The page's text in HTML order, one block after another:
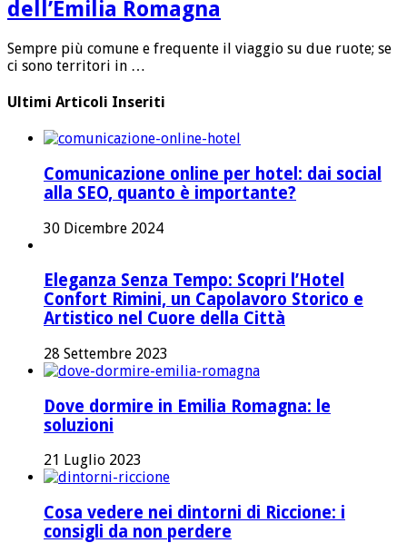
dell’Emilia Romagna
Sempre più comune e frequente il viaggio su due ruote; se
ci sono territori in …
Ultimi Articoli Inseriti
Comunicazione online per hotel: dai social
alla SEO, quanto è importante?
30 Dicembre 2024
Eleganza Senza Tempo: Scopri l’Hotel
Confort Rimini, un Capolavoro Storico e
Artistico nel Cuore della Città
28 Settembre 2023
Dove dormire in Emilia Romagna: le
soluzioni
21 Luglio 2023
Cosa vedere nei dintorni di Riccione: i
consigli da non perdere